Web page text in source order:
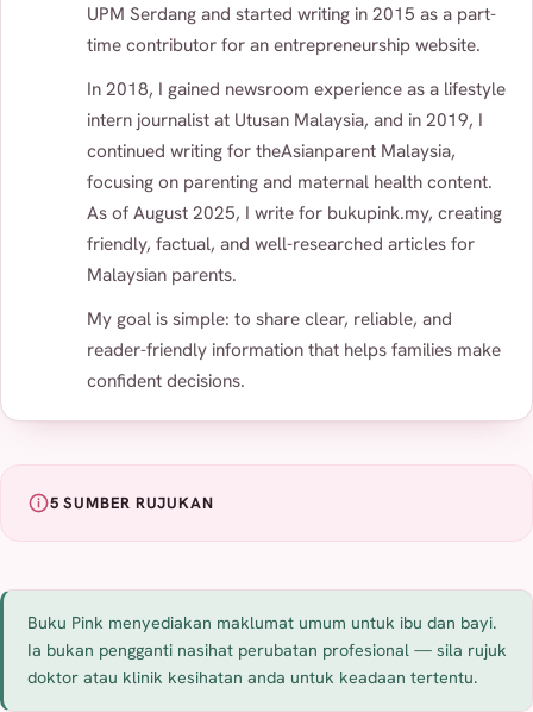
UPM Serdang and started writing in 2015 as a part-
time contributor for an entrepreneurship website.
In 2018, I gained newsroom experience as a lifestyle
intern journalist at Utusan Malaysia, and in 2019, I
continued writing for theAsianparent Malaysia,
focusing on parenting and maternal health content.
As of August 2025, I write for bukupink.my, creating
friendly, factual, and well-researched articles for
Malaysian parents.
My goal is simple: to share clear, reliable, and
reader-friendly information that helps families make
confident decisions.
5 SUMBER RUJUKAN
Buku Pink menyediakan maklumat umum untuk ibu dan bayi.
Ia bukan pengganti nasihat perubatan profesional — sila rujuk
doktor atau klinik kesihatan anda untuk keadaan tertentu.